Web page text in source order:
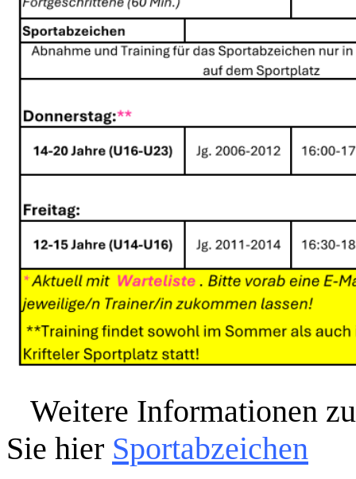
Weitere Informationen
Sie hier Sportabzeichen